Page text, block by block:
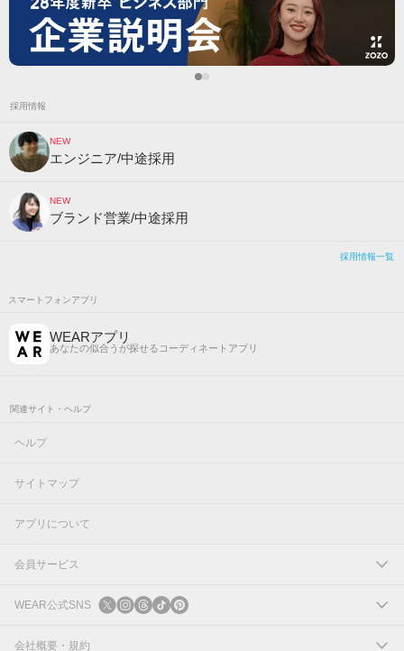
採用情報
NEW
エンジニア/中途採用
NEW
ブランド営業/中途採用
採用情報一覧
スマートフォンアプリ
WEARアプリ
あなたの似合うが探せるコーディネートアプリ
関連サイト・ヘルプ
ヘルプ
サイトマップ
アプリについて
会員サービス
ログイン
新規会員登録
WEAR公式SNS
X
会社概要・規約